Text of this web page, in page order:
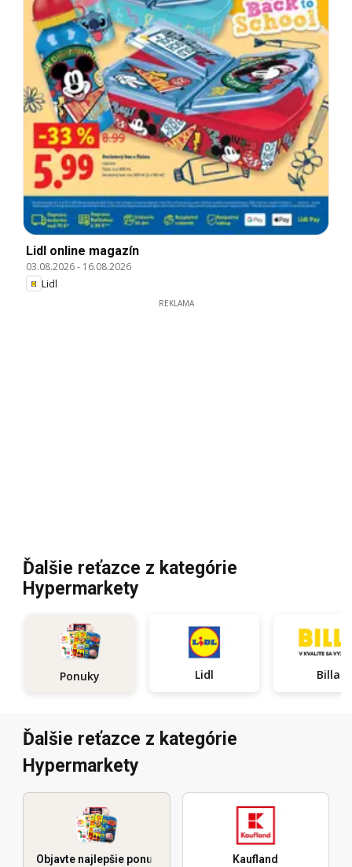
Lidl online magazín
03.08.2026- 16.08.2026
Lidl
REKLAMA
Ďalšie reťazce z kategórie
Hypermarkety
Ponuky Lidl Billa
Ďalšie reťazce z kategórie
Hypermarkety
Objavte najlepšie ponuky Kaufland